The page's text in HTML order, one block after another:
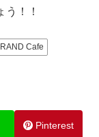
う！！
Cafe
Pinterest